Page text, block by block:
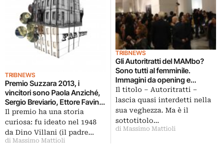
TRIBNEWS
Premio Suzzara 2013, i
vincitori sono Paola Anziché,
Sergio Breviario, Ettore Favini
& Antonio Rovaldi e Stefania
Galegati Shines
Il premio ha una storia
curiosa: fu ideato nel 1948
da Dino Villani (il padre…
di Massimo Mattioli
TRIBNEWS
Gli Autoritratti del MAMbo?
Sono tutti al femminile.
Immagini da opening e
cocktail della mostra al museo
bolognese…
Il titolo – Autoritratti –
lascia quasi interdetti nella
sua veghezza. Ma è il
sottotitolo…
di Massimo Mattioli